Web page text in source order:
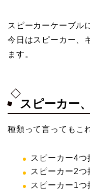
スピーカーケーブル
今日はスピーカー、
ます。
スピーカー
種類って言ってもこ
スピーカー4つ
スピーカー2つ
スピーカー1つ